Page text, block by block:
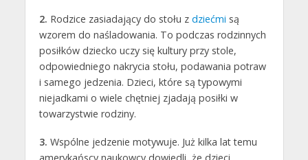
2. Rodzice zasiadający do stołu z dziećmi są
wzorem do naśladowania. To podczas rodzinnych
posiłków dziecko uczy się kultury przy stole,
odpowiedniego nakrycia stołu, podawania potraw
i samego jedzenia. Dzieci, które są typowymi
niejadkami o wiele chętniej zjadają posiłki w
towarzystwie rodziny.
3. Wspólne jedzenie motywuje. Już kilka lat temu